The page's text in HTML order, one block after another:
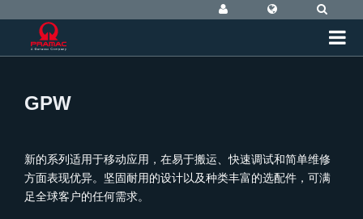
GPW
新的系列适用于移动应用，在易于搬运、快速调试和简单维修
方面表现优异。坚固耐用的设计以及种类丰富的选配件，可满
足全球客户的任何需求。